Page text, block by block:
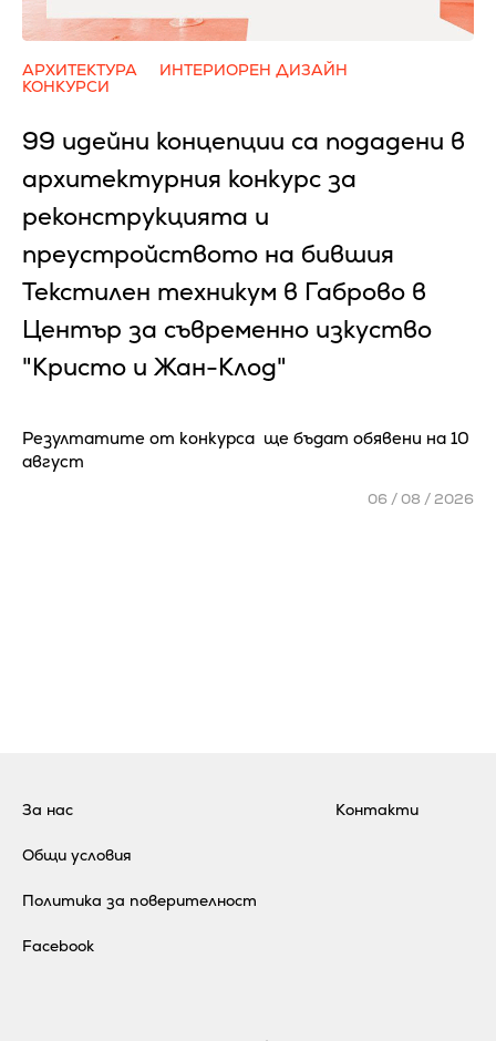
АРХИТЕКТУРА
ИНТЕРИОРЕН ДИЗАЙН
КОНКУРСИ
99 идейни концепции са подадени в
архитектурния конкурс за
реконструкцията и
преустройството на бившия
Текстилен техникум в Габрово в
Център за съвременно изкуство
"Кристо и Жан-Клод"
Резултатите от конкурса ще бъдат обявени на 10
август
06 / 08 / 2026
За нас
Общи условия
Политика за поверителност
Контакти
Facebook